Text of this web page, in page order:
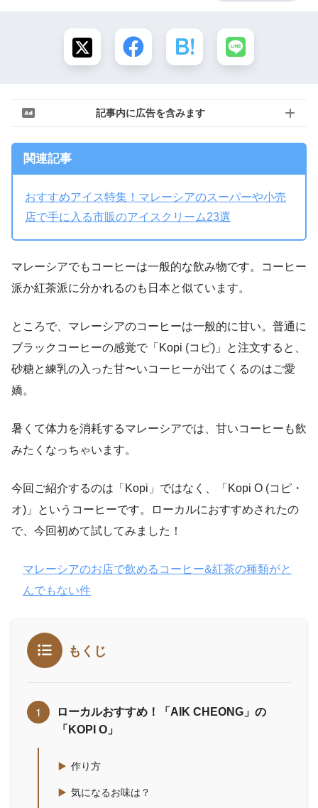
記事内に広告を含みます
関連記事
おすすめアイス特集！マレーシアのスーパーや小売
店で手に入る市販のアイスクリーム23選
マレーシアでもコーヒーは一般的な飲み物です。コーヒー
派か紅茶派に分かれるのも日本と似ています。
ところで、マレーシアのコーヒーは一般的に甘い。普通に
ブラックコーヒーの感覚で「Kopi (コピ)」と注文すると、
砂糖と練乳の入った甘〜いコーヒーが出てくるのはご愛
嬌。
暑くて体力を消耗するマレーシアでは、甘いコーヒーも飲
みたくなっちゃいます。
今回ご紹介するのは「Kopi」ではなく、「Kopi O (コピ・
オ)」というコーヒーです。ローカルにおすすめされたの
で、今回初めて試してみました！
マレーシアのお店で飲めるコーヒー&紅茶の種類がと
んでもない件
もくじ
ローカルおすすめ！「AIK CHEONG」の
「KOPI O」
作り方
気になるお味は？